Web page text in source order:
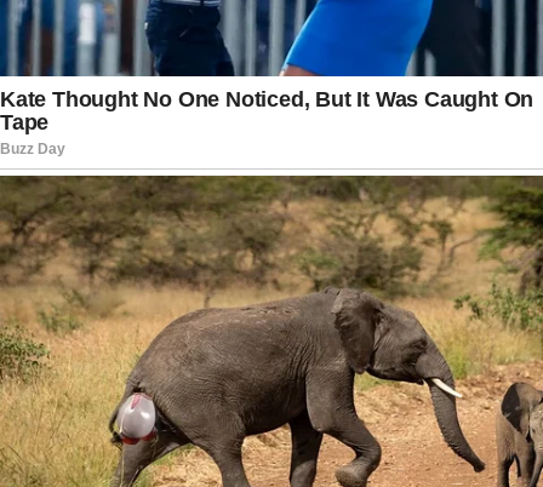
regras específicas e depende de uma série de
etapas institucionais.
Embora seja comum o uso da expressão
“impeachment de ministro do STF”, a
Constituição Federal estabelece que cabe ao
Senado Federal processar e julgar ministros da
Suprema Corte em casos relacionados a crimes
de responsabilidade. Qualquer cidadão pode
apresentar uma petição contra um integrante do
tribunal.
Após o protocolo, a representação é registrada